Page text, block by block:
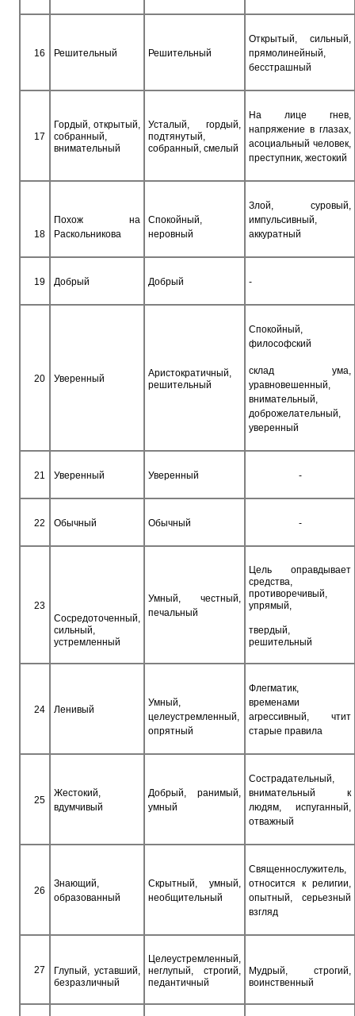
16 Решительный Решительный
Открытый, сильный,
прямолинейный,
бесстрашный
17
Гордый, открытый,
собранный,
внимательный
Усталый, гордый,
подтянутый,
собранный, смелый
На лице гнев,
напряжение в глазах,
асоциальный человек,
преступник, жестокий
18
Похож на
Раскольникова
Спокойный,
неровный
Злой, суровый,
импульсивный,
аккуратный
19 Добрый Добрый -
20 Уверенный
Аристократичный,
решительный
Спокойный,
философский
склад ума,
уравновешенный,
внимательный,
доброжелательный,
уверенный
21 Уверенный Уверенный -
22 Обычный Обычный -
23
Сосредоточенный,
сильный,
устремленный
Умный, честный,
печальный
Цель оправдывает
средства,
противоречивый,
упрямый,
твердый,
решительный
24 Ленивый
Умный,
целеустремленный,
опрятный
Флегматик,
временами
агрессивный, чтит
старые правила
25
Жестокий,
вдумчивый
Добрый, ранимый,
умный
Сострадательный,
внимательный к
людям, испуганный,
отважный
26
Знающий,
образованный
Скрытный, умный,
необщительный
Священнослужитель,
относится к религии,
опытный, серьезный
взгляд
27
Глупый, уставший,
безразличный
Целеустремленный,
неглупый, строгий,
педантичный
Мудрый, строгий,
воинственный